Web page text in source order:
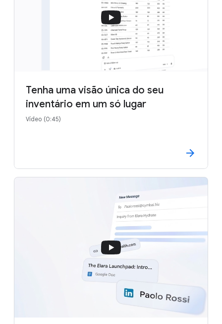
Tenha uma visão única do seu
inventário em um só lugar
Vídeo (0:45)